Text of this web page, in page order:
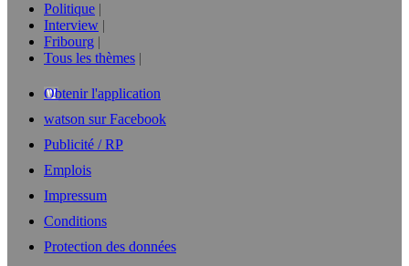
Politique
Interview
Fribourg
Tous les thèmes
Obtenir l'application
watson sur Facebook
Publicité / RP
Emplois
Impressum
Conditions
Protection des données